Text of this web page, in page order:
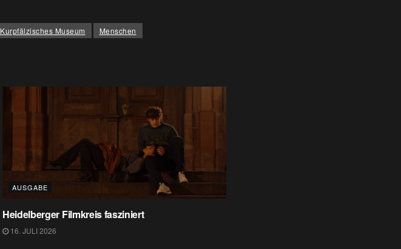
Kurpfälzisches Museum Menschen
AUSGABE
Heidelberger Filmkreis fasziniert
16. JULI 2026